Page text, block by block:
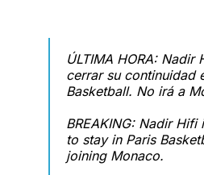
ÚLTIMA HORA: Nadir
cerrar su continuidad
Basketball. No irá a
BREAKING: Nadir Hifi
to stay in Paris
joining Monaco.